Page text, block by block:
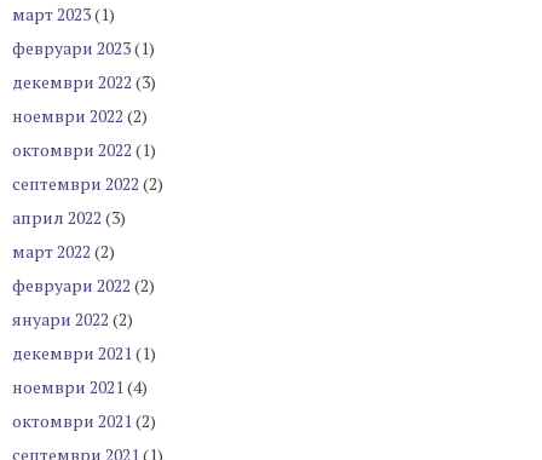
март 2023(1)
февруари 2023(1)
декември 2022 (3)
ноември 2022 (2)
октомври 2022 (1)
септември 2022 (2)
април 2022 (3)
март 2022 (2)
февруари 2022 (2)
януари 2022 (2)
декември 2021 (1)
ноември 2021 (4)
октомври 2021 (2)
септември 2021 (1)